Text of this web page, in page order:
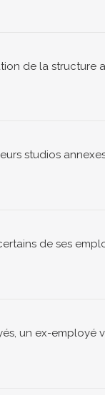
de la structure
studios
de ses
un ex-